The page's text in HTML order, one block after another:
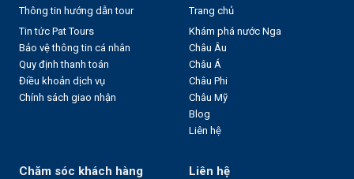
Thông tin hướng dẫn tour
Tin tức Pat Tours
Bảo vệ thông tin cá nhân
Quy định thanh toán
Điều khoản dịch vụ
Chính sách giao nhận
Trang chủ
Khám phá nước Nga
Châu Âu
Châu Á
Châu Phi
Châu Mỹ
Blog
Liên hệ
Chăm sóc khách hàng Liên hệ